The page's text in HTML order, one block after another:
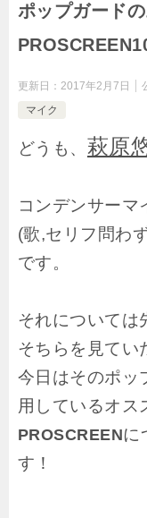
ポップガード
更新日： 2017年2月7日
マイク
どうも、 萩原
コンデンサーマ
(歌,セリフ問わ
です。
それについては
そちらを見てい
今日はそのポッ
用しているオス
PROSCREENに
す！